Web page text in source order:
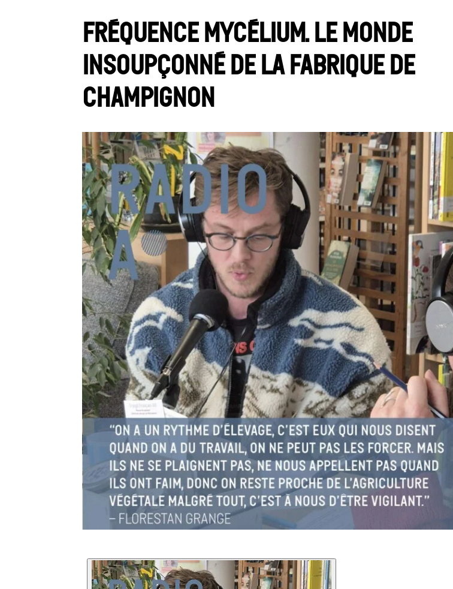
Fréquence Mycélium. Le monde
insoupçonné de la fabrique de
champignon